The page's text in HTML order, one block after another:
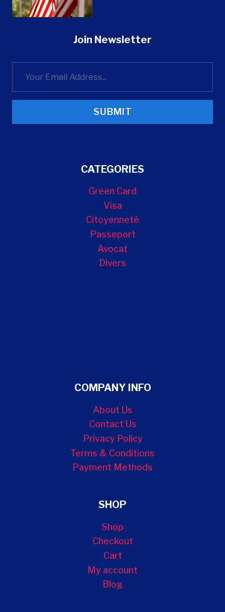
Join Newsletter
SUBMIT
CATEGORIES
Green Card
Visa
Citoyenneté
Passeport
Avocat
Divers
COMPANY INFO
About Us
Contact Us
Privacy Policy
Terms & Conditions
Payment Methods
SHOP
Shop
Checkout
Cart
My account
Blog